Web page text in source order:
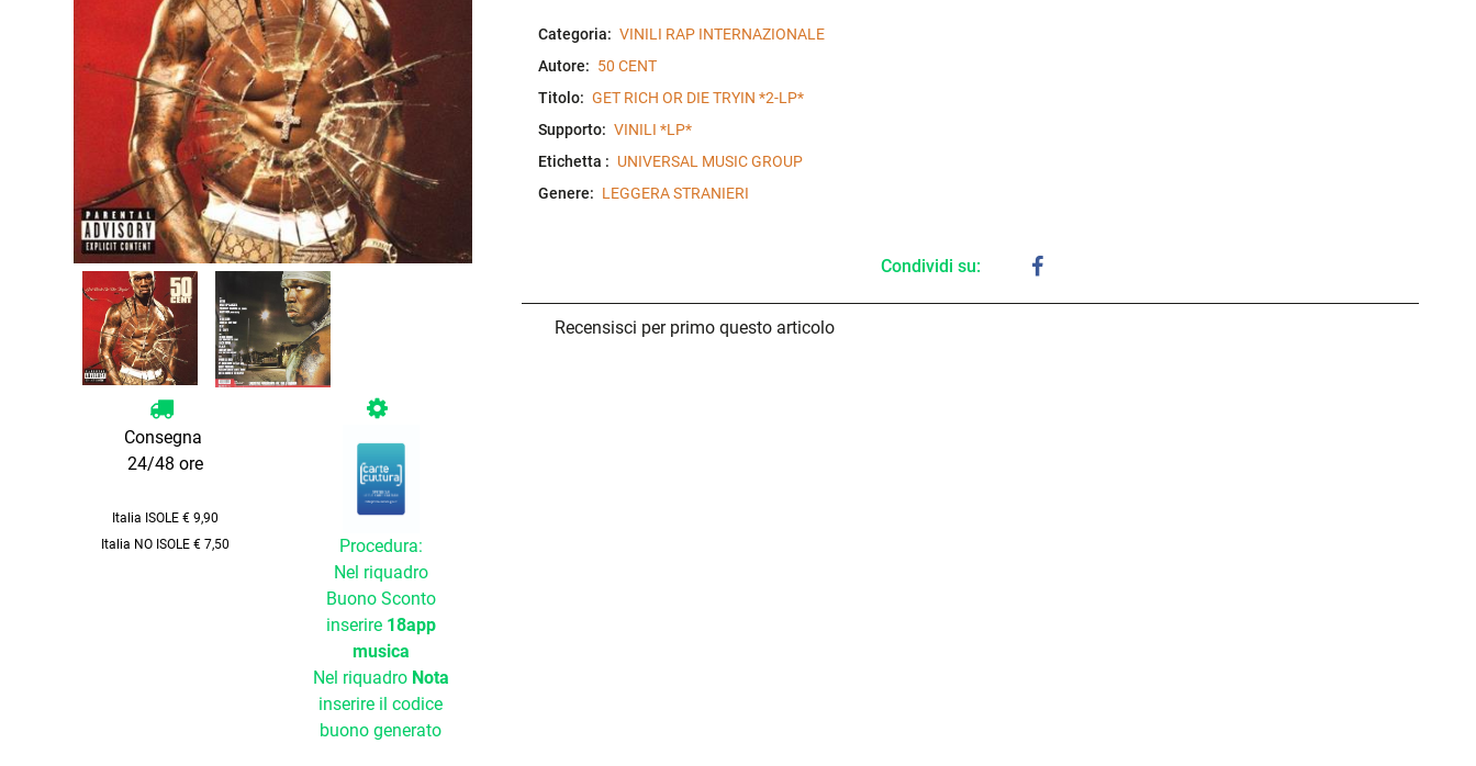
Consegna
24/48 ore
Italia ISOLE € 9,90
Italia NO ISOLE € 7,50
Procedura:
Nel riquadro
Buono Sconto
inserire 18app
musica
Nel riquadro Nota
inserire il codice
buono generato
Categoria: VINILI RAP INTERNAZIONALE
Autore: 50 CENT
Titolo: GET RICH OR DIE TRYIN *2-LP*
Supporto: VINILI *LP*
Etichetta : UNIVERSAL MUSIC GROUP
Genere: LEGGERA STRANIERI
Condividi su:
Recensisci per primo questo articolo